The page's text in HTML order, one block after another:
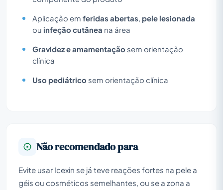
Aplicação em feridas abertas pele lesionada
ou infeção cutânea na área
Gravidez e amamentação sem orientação
clínica
Uso pediátrico sem orientação clínica
Não recomendado para
Evite usar Icexin se já teve reações fortes na pele a
géis ou cosméticos semelhantes, ou se a zona a